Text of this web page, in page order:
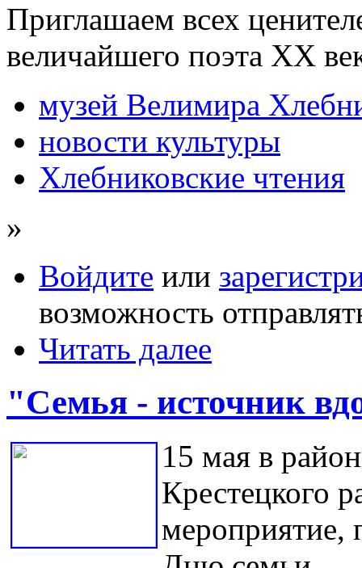
Приглашаем всех
величайшего поэта XX
музей Велимира
новости культуры
Хлебниковские чтения
»
Войдите или
возможность
Читать далее
"Семья - источник
15 мая в
Крестецкого